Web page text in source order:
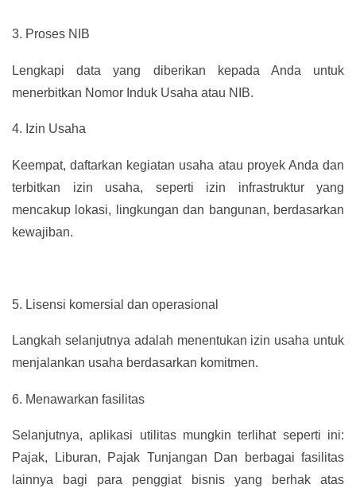
3. Proses NIB
Lengkapi data yang diberikan kepada Anda untuk
menerbitkan Nomor Induk Usaha atau NIB.
4. Izin Usaha
Keempat, daftarkan kegiatan usaha atau proyek Anda dan
terbitkan izin usaha, seperti izin infrastruktur yang
mencakup lokasi, lingkungan dan bangunan, berdasarkan
kewajiban.
5. Lisensi komersial dan operasional
Langkah selanjutnya adalah menentukan izin usaha untuk
menjalankan usaha berdasarkan komitmen.
6. Menawarkan fasilitas
Selanjutnya, aplikasi utilitas mungkin terlihat seperti ini:
Pajak, Liburan, Pajak Tunjangan Dan berbagai fasilitas
lainnya bagi para penggiat bisnis yang berhak atas